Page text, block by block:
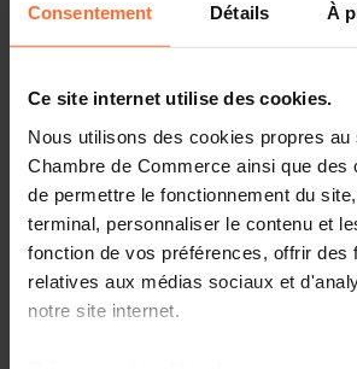
Consentement Détails À
Ce site internet utilise des cookies.
Nous utilisons des cookies propres au
Chambre de Commerce ainsi que des
de permettre le fonctionnement du
terminal, personnaliser le contenu et
fonction de vos préférences, offrir des
relatives aux médias sociaux et
notre site internet.